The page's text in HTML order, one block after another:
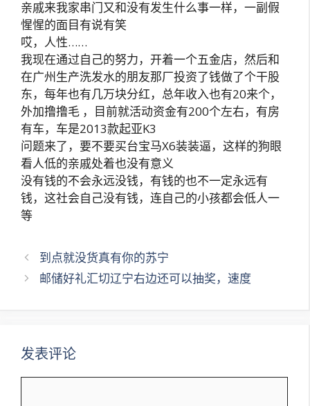
亲戚来我家串门又和没有发生什么事一样，一副假
惺惺的面目有说有笑
哎，人性……
我现在通过自己的努力，开着一个五金店，然后和
在广州生产洗发水的朋友那厂投资了钱做了个干股
东，每年也有几万块分红，总年收入也有20来个，
外加撸撸毛 ，目前就活动资金有200个左右，有房
有车，车是2013款起亚K3
问题来了，要不要买台宝马X6装装逼，这样的狗眼
看人低的亲戚处着也没有意义
没有钱的不会永远没钱，有钱的也不一定永远有
钱，这社会自己没有钱，连自己的小孩都会低人一
等
文
章
到点就没货真有你的苏宁
邮储好礼汇切辽宁右边还可以抽奖，速度
发表评论